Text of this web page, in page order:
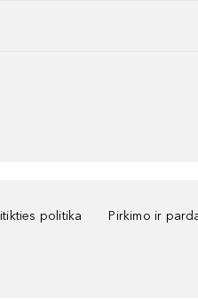
politika Pirkimo ir